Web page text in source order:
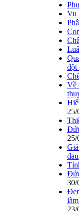
Vu
đột
Về
25/
25/
30/
23/